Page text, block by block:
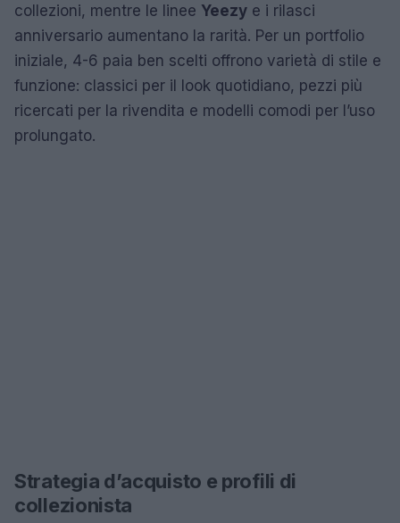
collezioni, mentre le linee Yeezy e i rilasci
anniversario aumentano la rarità. Per un portfolio
iniziale, 4-6 paia ben scelti offrono varietà di stile e
funzione: classici per il look quotidiano, pezzi più
ricercati per la rivendita e modelli comodi per l’uso
prolungato.
Strategia d’acquisto e profili di
collezionista